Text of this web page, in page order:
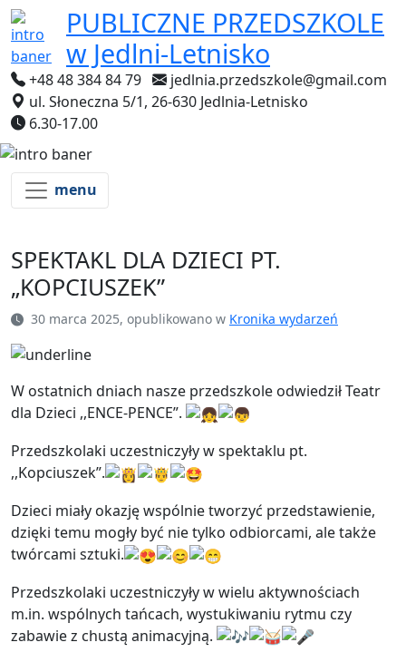
PUBLICZNE PRZEDSZKOLE
w Jedlni-Letnisko
+48 48 384 84 79
jedlnia.przedszkole@gmail.com
ul. Słoneczna 5/1, 26-630 Jedlnia-Letnisko
6.30-17.00
menu
SPEKTAKL DLA DZIECI PT.
„KOPCIUSZEK”
30 marca 2025, opublikowano w Kronika wydarzeń
W ostatnich dniach nasze przedszkole odwiedził Teatr
dla Dzieci ,,ENCE-PENCE”.
Przedszkolaki uczestniczyły w spektaklu pt.
,,Kopciuszek”.
Dzieci miały okazję wspólnie tworzyć przedstawienie,
dzięki temu mogły być nie tylko odbiorcami, ale także
twórcami sztuki.
Przedszkolaki uczestniczyły w wielu aktywnościach
m.in. wspólnych tańcach, wystukiwaniu rytmu czy
zabawie z chustą animacyjną.